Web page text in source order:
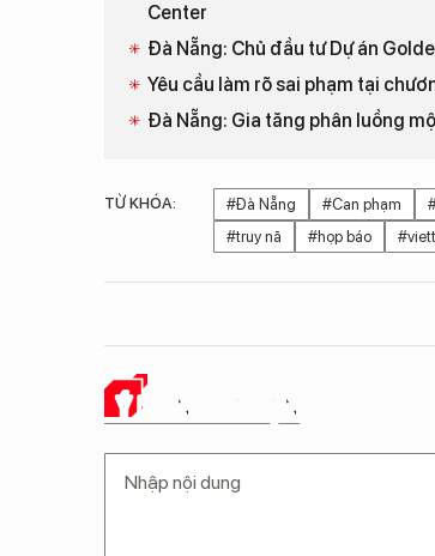
Center
Đà Nẵng: Chủ đầu tư Dự án
Yêu cầu làm rõ sai phạm tại
Đà Nẵng: Gia tăng phân luồng
TỪ KHÓA: #Đà Nẵng #Can phạm
#truy nã
#họp báo
Ý KIẾN CỦA BẠN